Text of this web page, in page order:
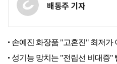
배동주 기자